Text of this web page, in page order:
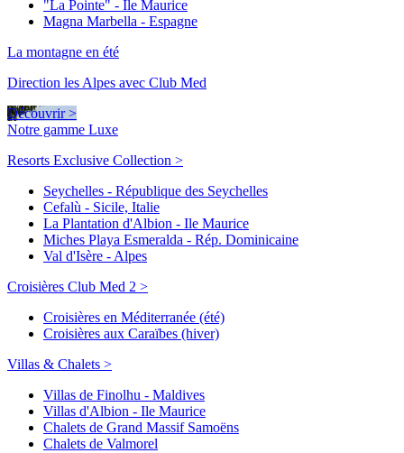
"La Pointe" - Ile Maurice
Magna Marbella - Espagne
La montagne en été
Direction les Alpes avec Club Med
Découvrir >
Notre gamme Luxe
Resorts Exclusive Collection >
Seychelles - République des Seychelles
Cefalù - Sicile, Italie
La Plantation d'Albion - Ile Maurice
Miches Playa Esmeralda - Rép. Dominicaine
Val d'Isère - Alpes
Croisières Club Med 2 >
Croisières en Méditerranée (été)
Croisières aux Caraïbes (hiver)
Villas & Chalets >
Villas de Finolhu - Maldives
Villas d'Albion - Ile Maurice
Chalets de Grand Massif Samoëns
Chalets de Valmorel